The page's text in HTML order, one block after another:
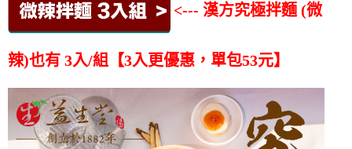
<--- 漢方究極拌麵 (微
辣)也有 3入/組【3入更優惠，單包53元】